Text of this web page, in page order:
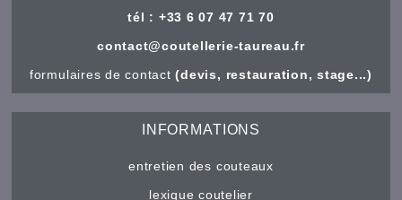
tél : +33 6 07 47 71 70
contact@coutellerie-taureau.fr
formulaires de contact(devis, restauration, stage...)
INFORMATIONS
entretien des couteaux
lexique coutelier